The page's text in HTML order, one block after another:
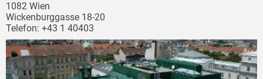
1082 Wien
Wickenburggasse 18-20
Telefon: +43 1 40403